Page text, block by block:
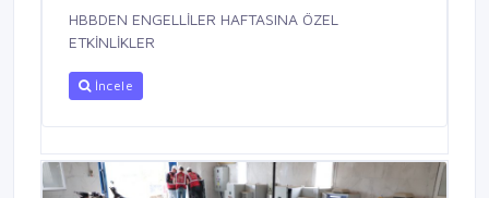
HBBDEN ENGELLİLER HAFTASINA ÖZEL
ETKİNLİKLER
İncele